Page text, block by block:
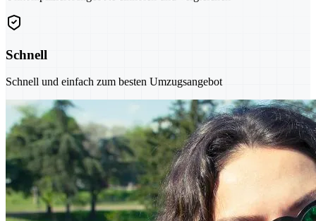
Schnell
Schnell und einfach zum besten Umzugsangebot